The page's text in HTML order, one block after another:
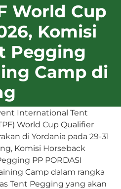
World Cup
Komisi
Pegging
Camp di
International Tent
World Cup Qualifier
di Yordania pada 29-31
Komisi Horseback
PP PORDASI
Camp dalam rangka
Tent Pegging yang akan